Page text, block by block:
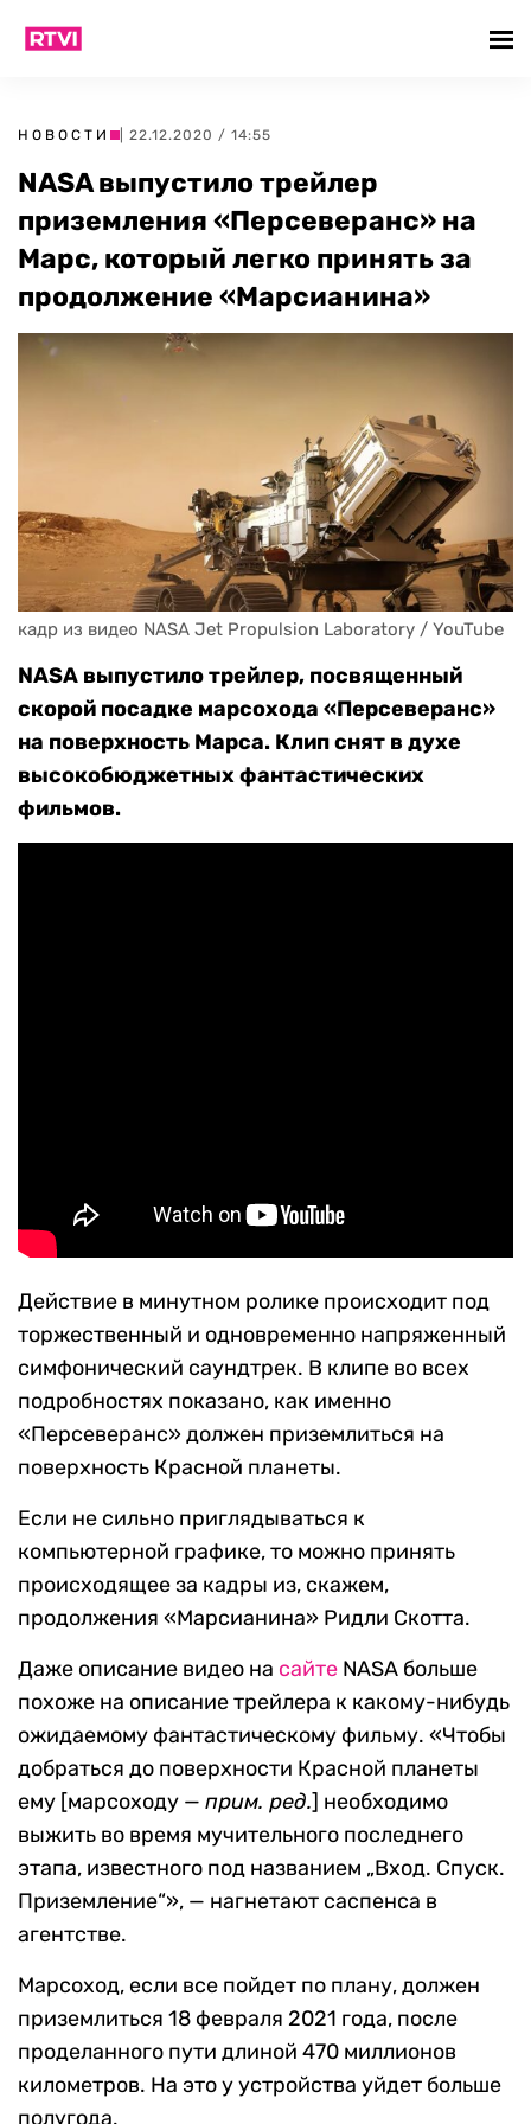
НОВОСТИ | 22.12.2020 / 14:55
NASA выпустило трейлер
приземления «Персеверанс» на
Марс, который легко принять за
продолжение «Марсианина»
кадр из видео NASA Jet Propulsion Laboratory / YouTube
NASA выпустило трейлер, посвященный
скорой посадке марсохода «Персеверанс»
на поверхность Марса. Клип снят в духе
высокобюджетных фантастических
фильмов.
Действие в минутном ролике происходит под
торжественный и одновременно напряженный
симфонический саундтрек. В клипе во всех
подробностях показано, как именно
«Персеверанс» должен приземлиться на
поверхность Красной планеты.
Если не сильно приглядываться к
компьютерной графике, то можно принять
происходящее за кадры из, скажем,
продолжения «Марсианина» Ридли Скотта.
Даже описание видео на сайте NASA больше
похоже на описание трейлера к какому-нибудь
ожидаемому фантастическому фильму. «Чтобы
добраться до поверхности Красной планеты
ему [марсоходу — прим. ред.] необходимо
выжить во время мучительного последнего
этапа, известного под названием „Вход. Спуск.
Приземление“», — нагнетают саспенса в
агентстве.
Марсоход, если все пойдет по плану, должен
приземлиться 18 февраля 2021 года, после
проделанного пути длиной 470 миллионов
километров. На это у устройства уйдет больше
полугода.